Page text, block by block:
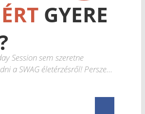
GYERE
Session sem szeretne
a SWAG életérzésről! Persze...